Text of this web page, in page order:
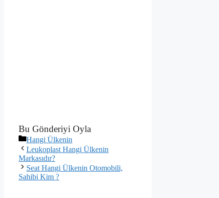
Bu Gönderiyi Oyla
Kategoriler
Hangi Ülkenin
Leukoplast Hangi Ülkenin
Markasıdır?
Seat Hangi Ülkenin Otomobili,
Sahibi Kim ?